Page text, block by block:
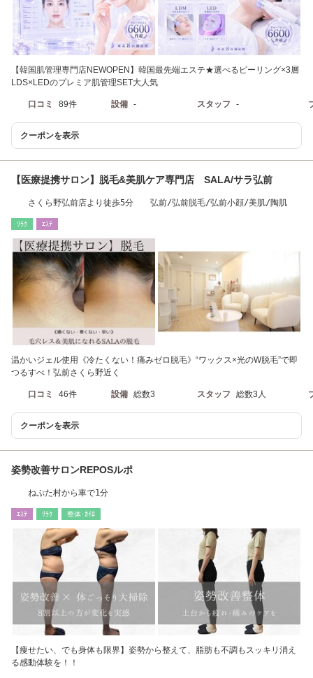
【韓国肌管理専門店NEWOPEN】韓国最先端エステ★選べるピーリング×3層
LDS×LEDのプレミア肌管理SET大人気
口コミ 89件 設備 - スタッフ -
クーポンを表示
【医療提携サロン】脱毛&美肌ケア専門店 SALA/サラ弘前
さくら野弘前店より徒歩5分 弘前/弘前脱毛/弘前小顔/美肌/陶肌
ﾘﾗｸ ｴｽﾃ
温かいジェル使用《冷たくない！痛みゼロ脱毛》“ワックス×光のW脱毛”で即
つるすべ！弘前さくら野近く
口コミ 46件 設備 総数3 スタッフ 総数3人
クーポンを表示
姿勢改善サロンREPOSルポ
ねぷた村から車で1分
ｴｽﾃ ﾘﾗｸ 整体･ｶｲﾛ
【痩せたい、でも身体も限界】姿勢から整えて、脂肪も不調もスッキリ消え
る感動体験を！！